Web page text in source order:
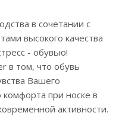
в сочетании с
высокого качества
- обувью!
в том, что обувь
Вашего
при носке в
активности.